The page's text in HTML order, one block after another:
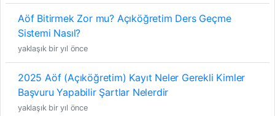
Aöf Bitirmek Zor mu? Açıköğretim Ders Geçme
Sistemi Nasıl?
yaklaşık bir yıl önce
2025 Aöf (Açıköğretim) Kayıt Neler Gerekli Kimler
Başvuru Yapabilir Şartlar Nelerdir
yaklaşık bir yıl önce